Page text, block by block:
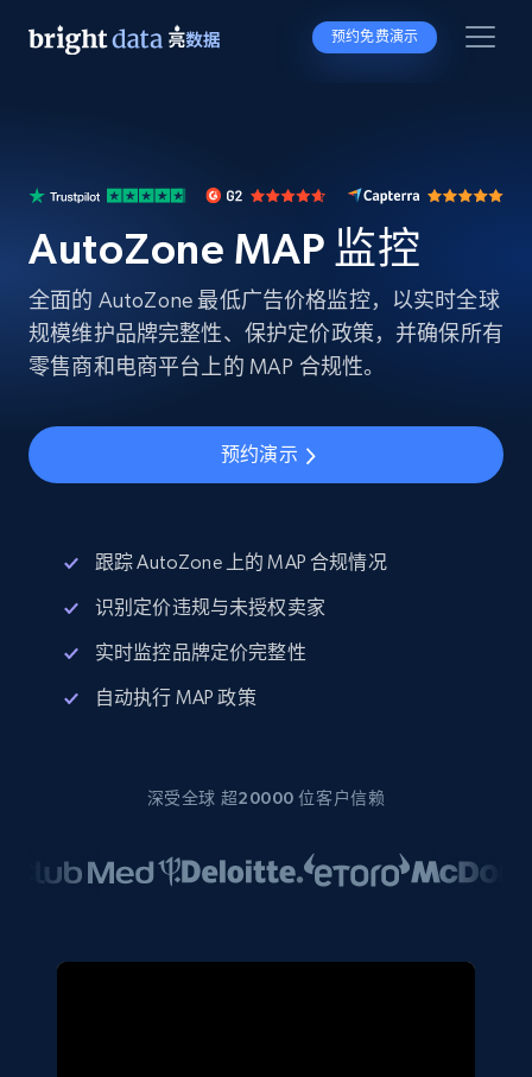
预约免费演示
AutoZone MAP 监控
全面的 AutoZone 最低广告价格监控，以实时全球
规模维护品牌完整性、保护定价政策，并确保所有
零售商和电商平台上的 MAP 合规性。
预约演示
跟踪 AutoZone 上的 MAP 合规情况
识别定价违规与未授权卖家
实时监控品牌定价完整性
自动执行 MAP 政策
深受全球 超20000 位客户信赖